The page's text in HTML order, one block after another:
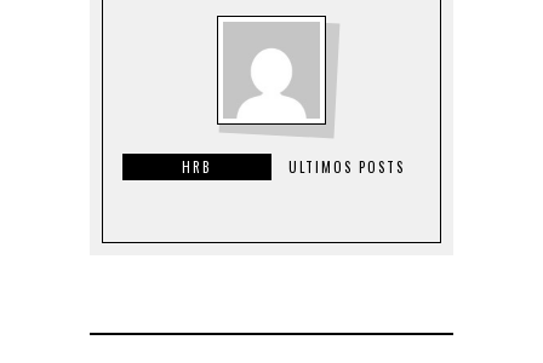
HRB ULTIMOS POSTS